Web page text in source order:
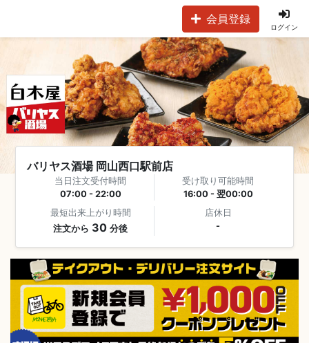
会員登録
ログイン
バリヤス酒場 岡山西口駅前店
当日注文受付時間
07:00 - 22:00
受け取り可能時間
16:00 - 翌00:00
最短出来上がり時間
注文から 30 分後
店休日
-